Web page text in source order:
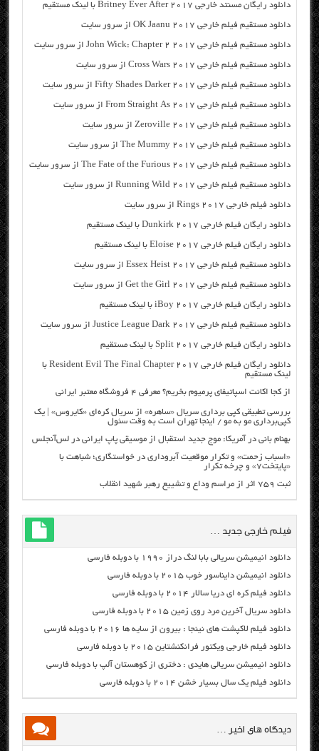
دانلود رایگان مسنتد خارجی Britney Ever After 2017 با لینک مستقیم
دانلود مستقیم فیلم خارجی OK Jaanu 2017 از سرور سایت
دانلود مستقیم فیلم خارجی John Wick: Chapter 2 2017 از سرور سایت
دانلود مستقیم فیلم خارجی Cross Wars 2017 از سرور سایت
دانلود مستقیم فیلم خارجی Fifty Shades Darker 2017 از سرور سایت
دانلود مستقیم فیلم خارجی From Straight As 2017 از سرور سایت
دانلود مستقیم فیلم خارجی Zeroville 2017 از سرور سایت
دانلود مستقیم فیلم خارجی The Mummy 2017 از سرور سایت
دانلود مستقیم فیلم خارجی The Fate of the Furious 2017 از سرور سایت
دانلود مستقیم فیلم خارجی Running Wild 2017 از سرور سایت
دانلود فیلم خارجی Rings 2017 از سرور سایت
دانلود رایگان فیلم خارجی Dunkirk 2017 با لینک مستقیم
دانلود رایگان فیلم خارجی Eloise 2017 با لینک مستقیم
دانلود مستقیم فیلم خارجی Essex Heist 2017 از سرور سایت
دانلود مستقیم فیلم خارجی Get the Girl 2017 از سرور سایت
دانلود رایگان فیلم خارجی iBoy 2017 با لینک مستقیم
دانلود مستقیم فیلم خارجی Justice League Dark 2017 از سرور سایت
دانلود رایگان فیلم خارجی Split 2017 با لینک مستقیم
دانلود رایگان فیلم خارجی Resident Evil The Final Chapter 2017 با
لینک مستقیم
از کجا اکانت اسپاتیفای پرمیوم بخریم؟ معرفی ۴ فروشگاه معتبر ایرانی
بررسی تطبیقی کپی برداری سریال «ساهره» از سریال کره‌ای «کایروس» | یک
کپی‌برداری مو به مو / اینجا تهران است به وقت سئول
بهنام بانی در آمریکا: موج جدید استقبال از موسیقی پاپ ایرانی در لس‌آنجلس
«اسباب زحمت» و تکرار موقعیت آبروداری در خواستگاری؛ شباهت با
«پایتخت۷» و چرخه تکرار
ثبت ۷۵۹ اثر از مراسم وداع و تشییع رهبر شهید انقلاب
فیلم خارجی جدید …
دانلود انیمیشن سریالی بابا لنگ دراز ۱۹۹۰ با دوبله فارسی
دانلود انیمیشن دایناسور خوب ۲۰۱۵ با دوبله فارسی
دانلود فیلم کره ای دریا سالار ۲۰۱۴ با دوبله فارسی
دانلود سریال آخرین مرد روی زمین ۲۰۱۵ با دوبله فارسی
دانلود فیلم لاکپشت های نینجا : بیرون از سایه ها ۲۰۱۶ با دوبله فارسی
دانلود فیلم خارجی ویکتور فرانکنشتاین ۲۰۱۵ با دوبله فارسی
دانلود انیمیشن سریالی هایدی : دختری از کوهستان آلپ با دوبله فارسی
دانلود فیلم یک سال بسیار خشن ۲۰۱۴ با دوبله فارسی
دیدگاه های اخیر …